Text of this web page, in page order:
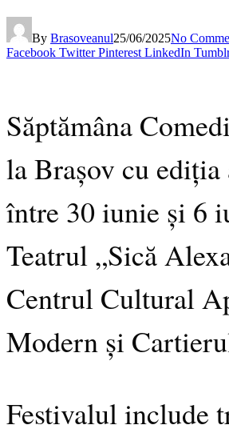
By Brasoveanul25/06/2025No
Facebook Twitter Pinterest LinkedIn
Săptămâna
la Brașov cu ediția
între 30 iunie și 6
Teatrul „Sică
Centrul Cultural
Modern și
Festivalul include